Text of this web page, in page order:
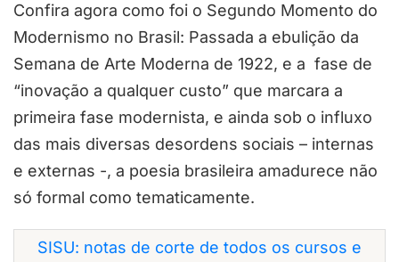
Confira agora como foi o Segundo Momento do
Modernismo no Brasil: Passada a ebulição da
Semana de Arte Moderna de 1922, e a fase de
“inovação a qualquer custo” que marcara a
primeira fase modernista, e ainda sob o influxo
das mais diversas desordens sociais – internas
e externas -, a poesia brasileira amadurece não
só formal como tematicamente.
SISU: notas de corte de todos os cursos e